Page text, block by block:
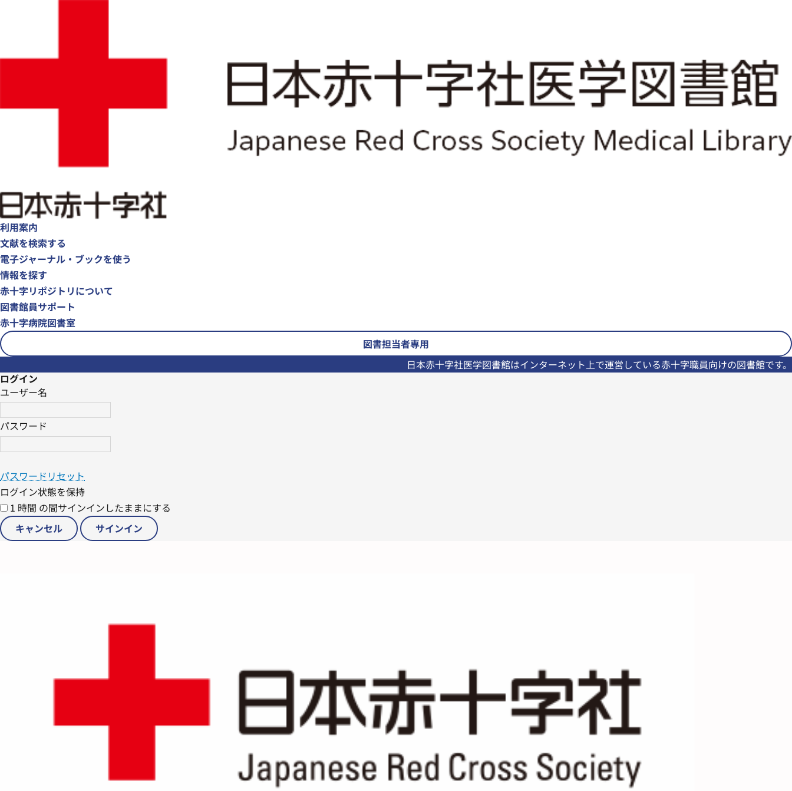
利用案内
文献を検索する
電子ジャーナル・ブックを使う
情報を探す
赤十字リポジトリについて
図書館員サポート
赤十字病院図書室
図書担当者専用
日本赤十字社医学図書館はインターネット上で運営している赤十字職員向けの図書館です。
ログイン
ユーザー名
パスワード
パスワードリセット
ログイン状態を保持
1 時間 の間サインインしたままにする
キャンセル
サインイン